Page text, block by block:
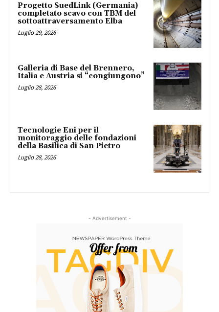
Progetto SuedLink (Germania)
completato scavo con TBM del
sottoattraversamento Elba
Luglio 29, 2026
Galleria di Base del Brennero,
Italia e Austria si “congiungono”
Luglio 28, 2026
Tecnologie Eni per il
monitoraggio delle fondazioni
della Basilica di San Pietro
Luglio 28, 2026
- Advertisement -